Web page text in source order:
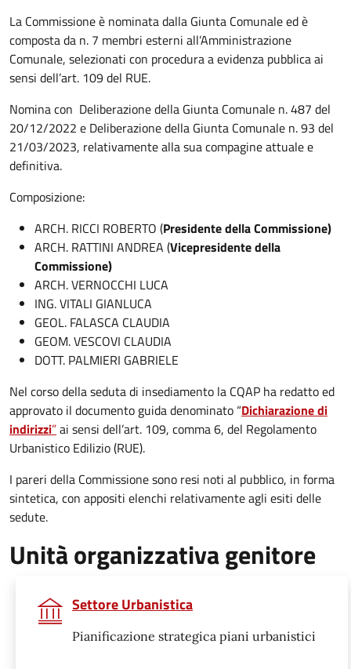
La Commissione è nominata dalla Giunta Comunale ed è
composta da n. 7 membri esterni all’Amministrazione
Comunale, selezionati con procedura a evidenza pubblica ai
sensi dell’art. 109 del RUE.
Nomina con Deliberazione della Giunta Comunale n. 487 del
20/12/2022 e Deliberazione della Giunta Comunale n. 93 del
21/03/2023, relativamente alla sua compagine attuale e
definitiva.
Composizione:
ARCH. RICCI ROBERTO (Presidente della Commissione)
ARCH. RATTINI ANDREA (Vicepresidentedella
Commissione)
ARCH. VERNOCCHI LUCA
ING. VITALI GIANLUCA
GEOL. FALASCA CLAUDIA
GEOM. VESCOVI CLAUDIA
DOTT. PALMIERI GABRIELE
Nel corso della seduta di insediamento la CQAP ha redatto ed
approvato il documento guida denominato “Dichiarazione di
indirizzi”ai sensi dell’art. 109, comma 6, del Regolamento
Urbanistico Edilizio (RUE).
I pareri della Commissione sono resi noti al pubblico, in forma
sintetica, con appositi elenchi relativamente agli esiti delle
sedute.
Unità organizzativa genitore
Settore Urbanistica
Pianificazione strategica piani urbanistici